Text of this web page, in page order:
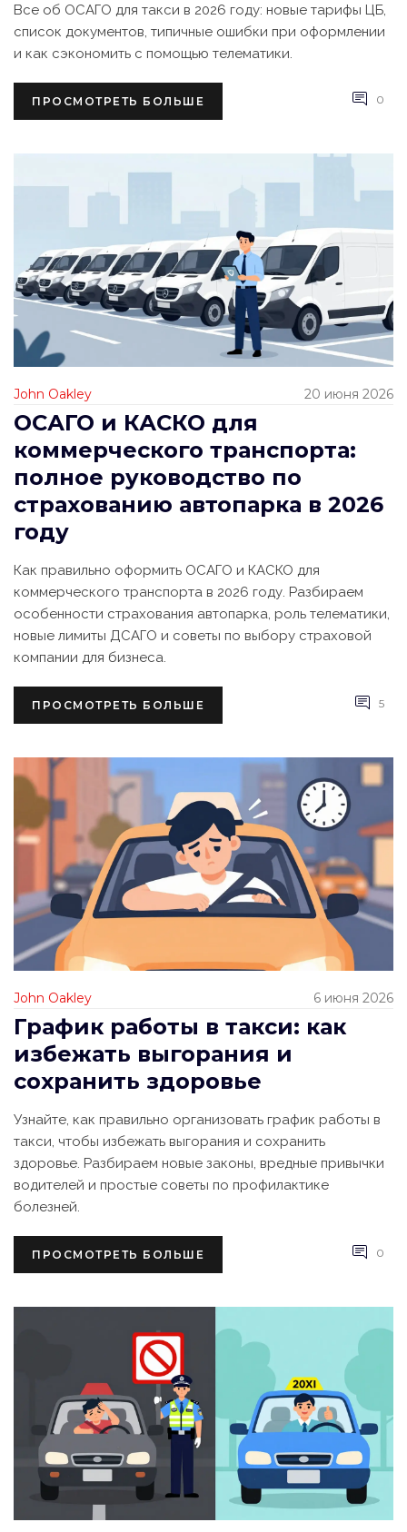
Все об ОСАГО для такси в 2026 году: новые тарифы ЦБ,
список документов, типичные ошибки при оформлении
и как сэкономить с помощью телематики.
ПРОСМОТРЕТЬ БОЛЬШЕ 0
John Oakley 20 июня 2026
ОСАГО и КАСКО для
коммерческого транспорта:
полное руководство по
страхованию автопарка в 2026
году
Как правильно оформить ОСАГО и КАСКО для
коммерческого транспорта в 2026 году. Разбираем
особенности страхования автопарка, роль телематики,
новые лимиты ДСАГО и советы по выбору страховой
компании для бизнеса.
ПРОСМОТРЕТЬ БОЛЬШЕ 5
John Oakley 6 июня 2026
График работы в такси: как
избежать выгорания и
сохранить здоровье
Узнайте, как правильно организовать график работы в
такси, чтобы избежать выгорания и сохранить
здоровье. Разбираем новые законы, вредные привычки
водителей и простые советы по профилактике
болезней.
ПРОСМОТРЕТЬ БОЛЬШЕ 0